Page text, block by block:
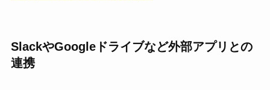
SlackやGoogleドライブなど外部アプリとの
連携